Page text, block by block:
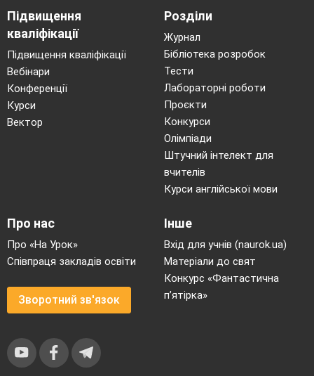
Підвищення
кваліфікації
Підвищення кваліфікації
Вебінари
Конференції
Курси
Вектор
Розділи
Журнал
Бібліотека розробок
Тести
Лабораторні роботи
Проєкти
Конкурси
Олімпіади
Штучний інтелект для
вчителів
Курси англійської мови
Про нас
Про «На Урок»
Співпраця закладів освіти
Зворотний зв'язок
Інше
Вхід для учнів (naurok.ua)
Матеріали до свят
Конкурс «Фантастична
п’ятірка»